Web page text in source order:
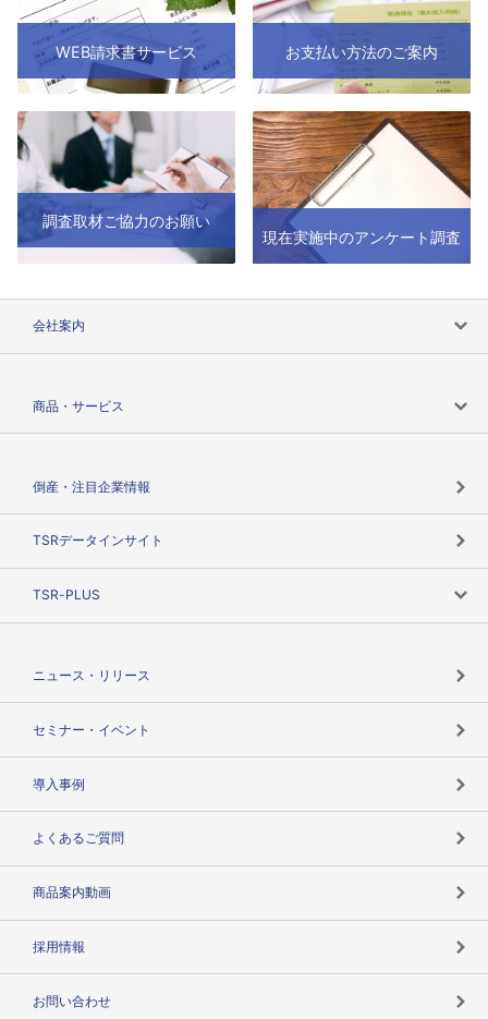
WEB請求書サービス お支払い方法のご案内
調査取材ご協力のお願い
現在実施中のアンケート調査
会社案内
商品・サービス
倒産・注目企業情報
TSRデータインサイト
TSR-PLUS
ニュース・リリース
セミナー・イベント
導入事例
よくあるご質問
商品案内動画
採用情報
お問い合わせ